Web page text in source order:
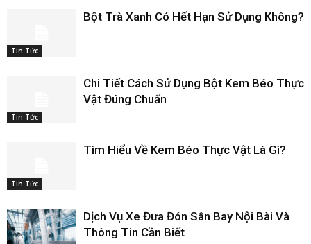
Tin Tức
Bột Trà Xanh Có Hết Hạn Sử Dụng Không?
Tin Tức
Chi Tiết Cách Sử Dụng Bột Kem Béo Thực
Vật Đúng Chuẩn
Tin Tức
Tìm Hiểu Về Kem Béo Thực Vật Là Gì?
Dịch Vụ Xe Đưa Đón Sân Bay Nội Bài Và
Thông Tin Cần Biết